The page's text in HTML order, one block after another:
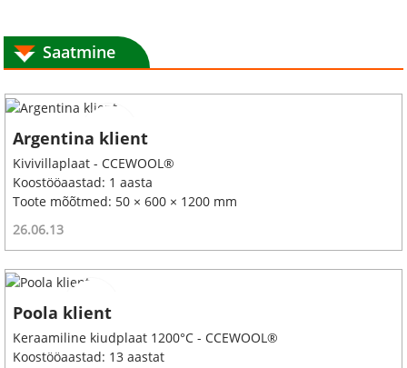
Saatmine
Argentina klient
Kivivillaplaat - CCEWOOL®
Koostööaastad: 1 aasta
Toote mõõtmed: 50 × 600 × 1200 mm
26.06.13
Poola klient
Keraamiline kiudplaat 1200°C - CCEWOOL®
Koostööaastad: 13 aastat